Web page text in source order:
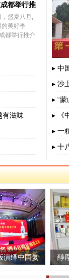
都举行推
盛夏八月,
美好季
都举行推介
区政府和
负责人、
有滋味
▸ 中
▸ 沙
▸ “
▸ 《
▸ 一
▸ 十
醇厚老酒今又
雅安蔡龙茶业：匠